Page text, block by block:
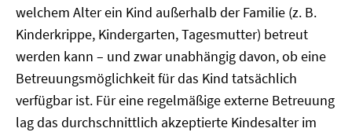
welchem Alter ein Kind außerhalb der Familie (z. B.
Kinderkrippe, Kindergarten, Tagesmutter) betreut
werden kann – und zwar unabhängig davon, ob eine
Betreuungsmöglichkeit für das Kind tatsächlich
verfügbar ist. Für eine regelmäßige externe Betreuung
lag das durchschnittlich akzeptierte Kindesalter im